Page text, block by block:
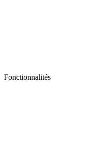
Fonctionnalités